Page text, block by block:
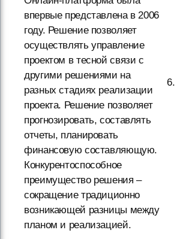
впервые представлена в 2006
году. Решение позволяет
осуществлять управление
проектом в тесной связи с
другими решениями на
разных стадиях реализации
проекта. Решение позволяет
прогнозировать, составлять
отчеты, планировать
финансовую составляющую.
Конкурентоспособное
преимущество решения –
сокращение традиционно
возникающей разницы между
планом и реализацией.